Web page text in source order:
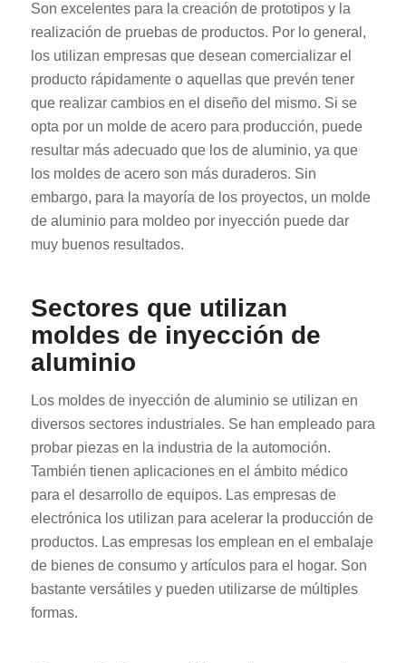
Son excelentes para la creación de prototipos y la
realización de pruebas de productos. Por lo general,
los utilizan empresas que desean comercializar el
producto rápidamente o aquellas que prevén tener
que realizar cambios en el diseño del mismo. Si se
opta por un molde de acero para producción, puede
resultar más adecuado que los de aluminio, ya que
los moldes de acero son más duraderos. Sin
embargo, para la mayoría de los proyectos, un molde
de aluminio para moldeo por inyección puede dar
muy buenos resultados.
Sectores que utilizan
moldes de inyección de
aluminio
Los moldes de inyección de aluminio se utilizan en
diversos sectores industriales. Se han empleado para
probar piezas en la industria de la automoción.
También tienen aplicaciones en el ámbito médico
para el desarrollo de equipos. Las empresas de
electrónica los utilizan para acelerar la producción de
productos. Las empresas los emplean en el embalaje
de bienes de consumo y artículos para el hogar. Son
bastante versátiles y pueden utilizarse de múltiples
formas.